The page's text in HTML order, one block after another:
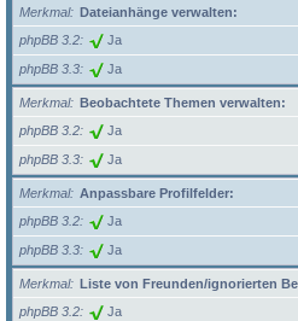
Merkmal
Dateianhänge verwalten:
phpBB 3.2
Ja
phpBB 3.3 Ja
Merkmal
Beobachtete Themen verwalten:
phpBB 3.2
Ja
phpBB 3.3 Ja
Merkmal
Anpassbare Profilfelder:
phpBB 3.2
Ja
phpBB 3.3 Ja
Merkmal
Liste von Freunden/ignorierten
phpBB 3.2
Ja